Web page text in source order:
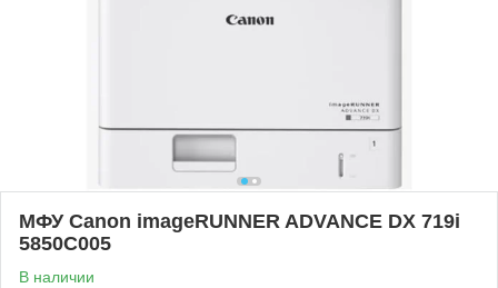
МФУ Canon imageRUNNER ADVANCE DX 719i
5850C005
В наличии